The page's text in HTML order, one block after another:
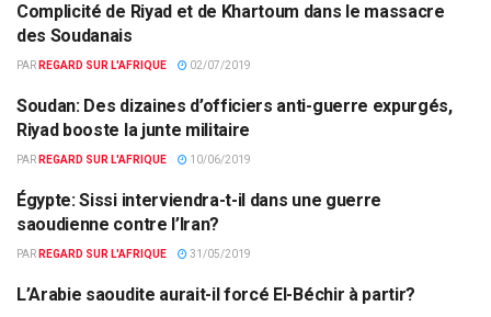
ACTUALITÉS PAR PAYS
Complicité de Riyad et de Khartoum dans le massacre
des Soudanais
PAR REGARD SUR L'AFRIQUE 02/07/2019
ACTUALITÉS PAR PAYS
Soudan: Des dizaines d’officiers anti-guerre expurgés,
Riyad booste la junte militaire
PAR REGARD SUR L'AFRIQUE 10/06/2019
ACTUALITÉS PAR PAYS
Égypte: Sissi interviendra-t-il dans une guerre
saoudienne contre l’Iran?
PAR REGARD SUR L'AFRIQUE 31/05/2019
ACTUALITÉS PAR PAYS
L’Arabie saoudite aurait-il forcé El-Béchir à partir?